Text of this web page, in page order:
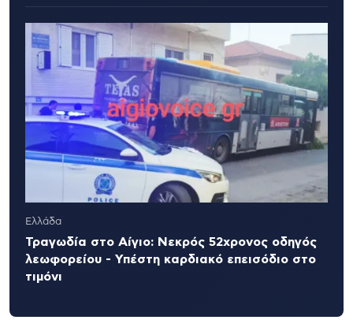
Ελλάδα
Τραγωδία στο Αίγιο: Νεκρός 52χρονος οδηγός
λεωφορείου - Υπέστη καρδιακό επεισόδιο στο
τιμόνι